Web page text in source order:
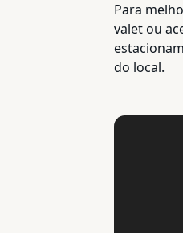
Para
valet ou
do local.